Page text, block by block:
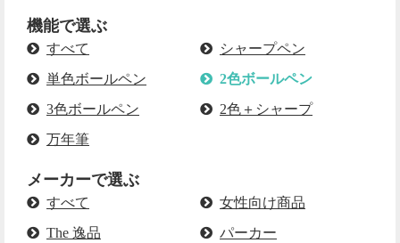
機能で選ぶ
すべて
シャープペン
単色ボールペン
2色ボールペン
3色ボールペン
2色＋シャープ
万年筆
メーカーで選ぶ
すべて
女性向け商品
The 逸品
パーカー